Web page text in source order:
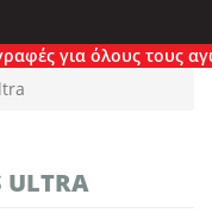
για όλους τους